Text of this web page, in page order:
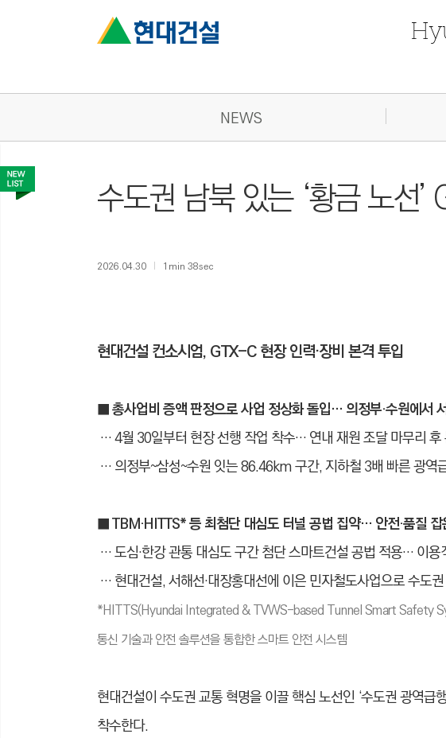
NEWS
수도권 남북 있는 ‘황금 노선
2026.04.30 1min 38sec
현대건설 컨소시엄, GTX-C 현장 인력·장비 본격 투입
■ 총사업비 증액 판정으로 사업 정상화 돌입… 의정부·수원에서
… 4월 30일부터 현장 선행 작업 착수… 연내 재원 조달 마무리 후
… 의정부~삼성~수원 잇는 86.46km 구간, 지하철 3배 빠른 광역
■ TBM·HITTS* 등 최첨단 대심도 터널 공법 집약… 안전·품질 잡
… 도심·한강 관통 대심도 구간 첨단 스마트건설 공법 적용… 이용
… 현대건설, 서해선·대장홍대선에 이은 민자철도사업으로 수도
*HITTS(Hyundai Integrated & TVWS-based Tunnel Smart Safety
통신 기술과 안전 솔루션을 통합한 스마트 안전 시스템
현대건설이 수도권 교통 혁명을 이끌 핵심 노선인 ‘수도권 광역
착수한다.